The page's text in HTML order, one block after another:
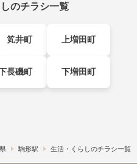
のチラシ一覧
笂井町 上増田町
長磯町 下増田町
駒形駅 生活・くらしのチラシ一覧